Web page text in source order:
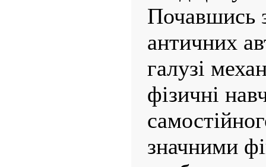
Почавшись
античних
галузі
фізичні
значними